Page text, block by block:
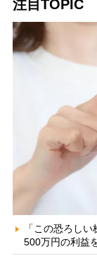
注目TOPIC
「この恐ろし
500万円の利益